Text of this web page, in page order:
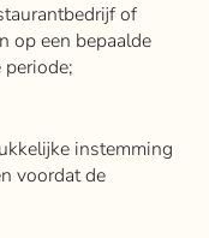
of
op een bepaalde
instemming
voordat de